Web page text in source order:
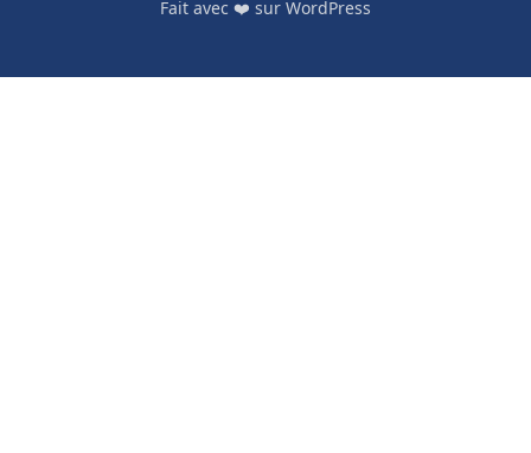
Fait avec ❤️ sur WordPress